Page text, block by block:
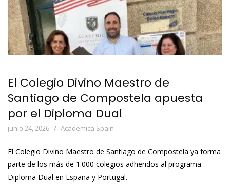
El Colegio Divino Maestro de
Santiago de Compostela apuesta
por el Diploma Dual
junio 24, 2026 Academica Spain
El Colegio Divino Maestro de Santiago de Compostela ya forma
parte de los más de 1.000 colegios adheridos al programa
Diploma Dual en España y Portugal.